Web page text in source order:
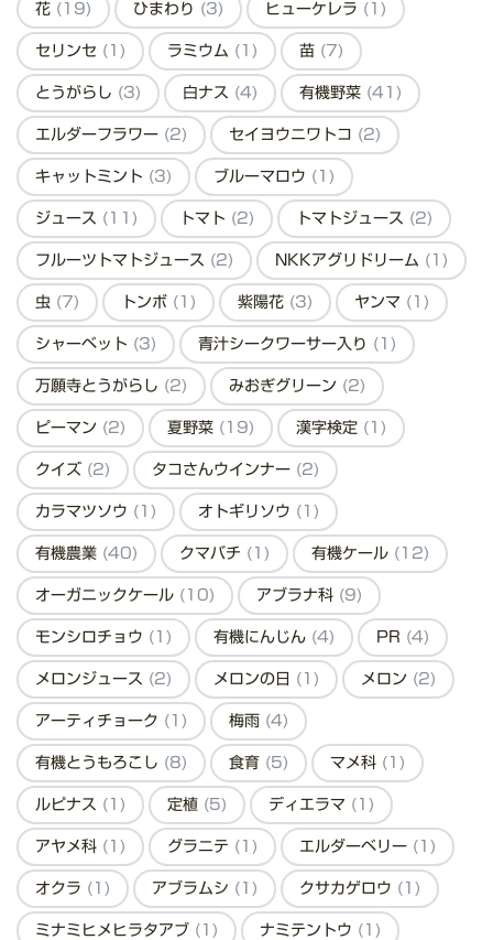
花 (19) ひまわり (3) ヒューケレラ (1)
セリンセ (1) ラミウム (1) 苗 (7)
とうがらし (3) 白ナス (4) 有機野菜 (41)
エルダーフラワー (2) セイヨウニワトコ (2)
キャットミント (3) ブルーマロウ (1)
ジュース (11) トマト (2) トマトジュース (2)
フルーツトマトジュース (2) NKKアグリドリーム (1)
虫 (7) トンボ (1) 紫陽花 (3) ヤンマ (1)
シャーベット (3) 青汁シークワーサー入り (1)
万願寺とうがらし (2) みおぎグリーン (2)
ピーマン (2) 夏野菜 (19) 漢字検定 (1)
クイズ (2) タコさんウインナー (2)
カラマツソウ (1) オトギリソウ (1)
有機農業 (40) クマバチ (1) 有機ケール (12)
オーガニックケール (10) アブラナ科 (9)
モンシロチョウ (1) 有機にんじん (4) PR (4)
メロンジュース (2) メロンの日 (1) メロン (2)
アーティチョーク (1) 梅雨 (4)
有機とうもろこし (8) 食育 (5) マメ科 (1)
ルピナス (1) 定植 (5) ディエラマ (1)
アヤメ科 (1) グラニテ (1) エルダーベリー (1)
オクラ (1) アブラムシ (1) クサカゲロウ (1)
ミナミヒメヒラタアブ (1) ナミテントウ (1)